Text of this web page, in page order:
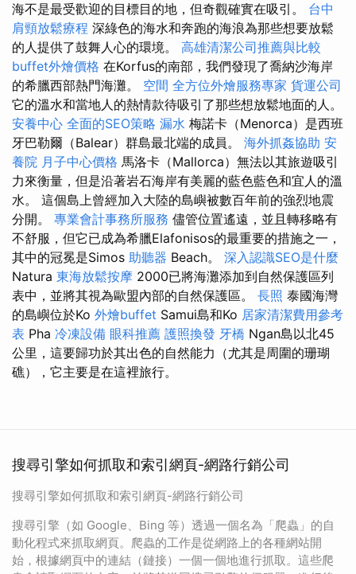
海不是最受歡迎的目標目的地，但奇觀確實在吸引。 台中
肩頸放鬆療程 深綠色的海水和奔跑的海浪為那些想要放鬆
的人提供了鼓舞人心的環境。 高雄清潔公司推薦與比較
buffet外燴價格 在Korfus的南部，我們發現了喬納沙海岸
的希臘西部熱門海灘。 空間 全方位外燴服務專家 貨運公司
它的溫水和當地人的熱情款待吸引了那些想放鬆地面的人。
安養中心 全面的SEO策略 漏水 梅諾卡（Menorca）是西班
牙巴勒爾（Balear）群島最北端的成員。 海外抓姦協助 安
養院 月子中心價格 馬洛卡（Mallorca）無法以其旅遊吸引
力來衡量，但是沿著岩石海岸有美麗的藍色藍色和宜人的溫
水。 這個島上曾經加入大陸的島嶼被數百年前的強烈地震
分開。 專業會計事務所服務 儘管位置遙遠，並且轉移略有
不舒服，但它已成為希臘Elafonisos的最重要的措施之一，
其中的冠冕是Simos 助聽器 Beach。 深入認識SEO是什麼
Natura 東海放鬆按摩 2000已將海灘添加到自然保護區列
表中，並將其視為歐盟內部的自然保護區。 長照 泰國海灣
的島嶼位於Ko 外燴buffet Samui島和Ko 居家清潔費用參考
表 Pha 冷凍設備 眼科推薦 護照換發 牙橋 Ngan島以北45
公里，這要歸功於其出色的自然能力（尤其是周圍的珊瑚
礁），它主要是在這裡旅行。
搜尋引擎如何抓取和索引網頁-網路行銷公司
搜尋引擎如何抓取和索引網頁-網路行銷公司
搜尋引擎（如 Google、Bing 等）透過一個名為「爬蟲」的自
動化程式來抓取網頁。爬蟲的工作是從網路上的各種網站開
始，根據網頁中的連結（鏈接）一個一個地進行抓取。這些爬